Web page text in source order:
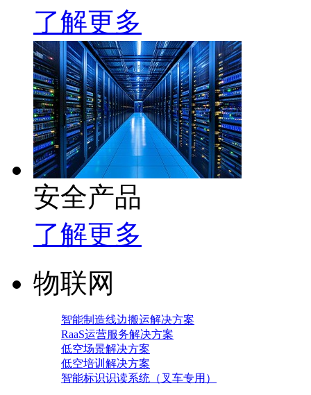
了解更多
安全产品
了解更多
物联网
智能制造线边搬运解决方案
RaaS运营服务解决方案
低空场景解决方案
低空培训解决方案
智能标识识读系统（叉车专用）